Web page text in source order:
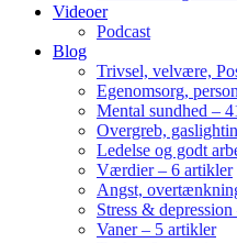
Videoer
Podcast
Blog
Trivsel, velvære,
Egenomsorg,
Mental sundhed –
Overgreb,
Ledelse og godt
Værdier – 6 artikler
Angst,
Stress &
Vaner – 5 artikler